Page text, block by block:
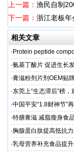
上一篇： 渔民自制
下一篇： 浙江老板
相关文章
· Protein peptide
·氨基丁酸片 促进生长
家
·膏滋粉剂片剂OEM贴
·东莞上“生态滞后”榜
·中国平安“1.8财神节”
户体验
·特膳膏滋 减脂瘦身食
务商
· 胸腺蛋白肽提高抵抗
服务商
·乳母营养补充食品提